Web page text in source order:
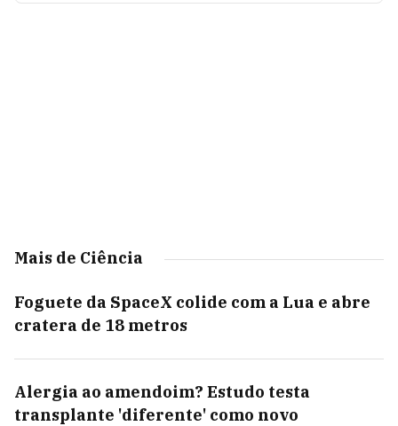
Mais de Ciência
Foguete da SpaceX colide com a Lua e abre
cratera de 18 metros
Alergia ao amendoim? Estudo testa
transplante 'diferente' como novo